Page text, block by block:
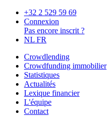
+32 2 529 59 69
Connexion
Pas encore inscrit ?
NL FR
Crowdlending
Crowdfunding immobilier
Statistiques
Actualités
Lexique financier
L'équipe
Contact